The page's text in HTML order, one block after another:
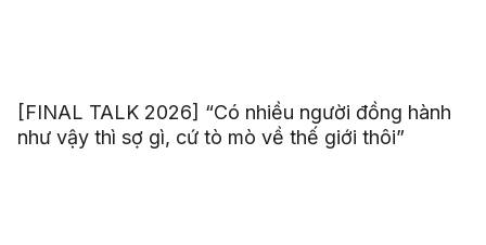
[FINAL TALK 2026] “Có nhiều người đồng hành
như vậy thì sợ gì, cứ tò mò về thế giới thôi”